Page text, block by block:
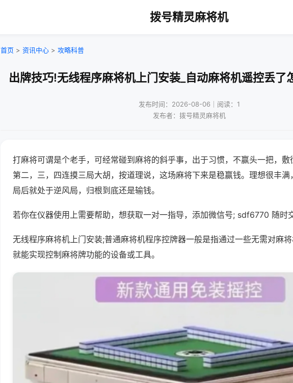
拨号精灵麻将机
首页 > 资讯中心 > 攻略科普
出牌技巧!无线程序麻将机上门安装_自动麻将机遥控丢了
发布时间：2026-08-06｜阅读：1
发布者：拨号精灵麻将机
打麻将可谓是个老手，可经常碰到麻将的斜乎事，出于习惯，不赢头一把，敷
第二，三，四连摸三局大胡，按道理说，这场麻将下来是稳赢钱。理想很丰
局后就处于逆风局，归根到底还是输钱。
若你在仪器使用上需要帮助，想获取一对一指导，添加微信号; sdf6770 随时
无线程序麻将机上门安装;普通麻将机程序控牌器一般是指通过一些无需对麻
就能实现控制麻将牌功能的设备或工具。